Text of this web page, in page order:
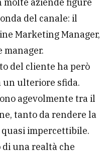
del canale: il
Marketing Manager,
manager.
del cliente ha però
un ulteriore sfida.
agevolmente tra il
tanto da rendere la
impercettibile.
di una realtà che